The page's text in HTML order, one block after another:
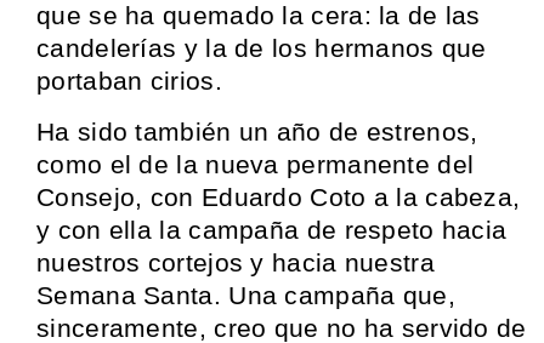
que se ha quemado la cera: la de las
candelerías y la de los hermanos que
portaban cirios.
Ha sido también un año de estrenos,
como el de la nueva permanente del
Consejo, con Eduardo Coto a la cabeza,
y con ella la campaña de respeto hacia
nuestros cortejos y hacia nuestra
Semana Santa. Una campaña que,
sinceramente, creo que no ha servido de